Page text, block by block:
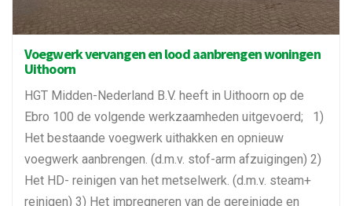
Voegwerk vervangen en lood aanbrengen woningen
Uithoorn
HGT Midden-Nederland B.V. heeft in Uithoorn op de
Ebro 100 de volgende werkzaamheden uitgevoerd; 1)
Het bestaande voegwerk uithakken en opnieuw
voegwerk aanbrengen. (d.m.v. stof-arm afzuigingen) 2)
Het HD- reinigen van het metselwerk. (d.m.v. steam+
reinigen) 3) Het impregneren van de gereinigde en